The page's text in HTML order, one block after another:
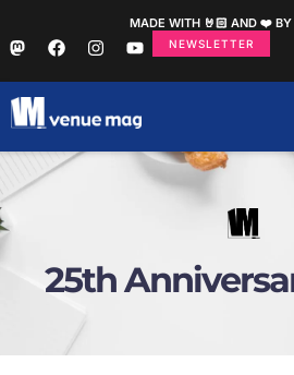
MADE WITH 🤘🏻 AND ❤️ BY
NEWSLETTER
25th